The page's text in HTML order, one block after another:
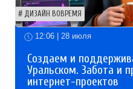
ДИЗАЙН ВОВРЕМЯ
12:06 | 28 июля
Создаем и
Уральском. Забота и
интернет-проектов